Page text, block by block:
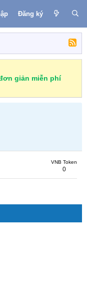
Đăng ký
giản miễn phí
VNB Token
0